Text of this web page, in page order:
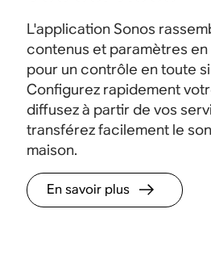
L'application Sonos
contenus et paramètres
pour un contrôle en toute
Configurez rapidement
diffusez à partir de vos
transférez facilement le
maison.
En savoir plus